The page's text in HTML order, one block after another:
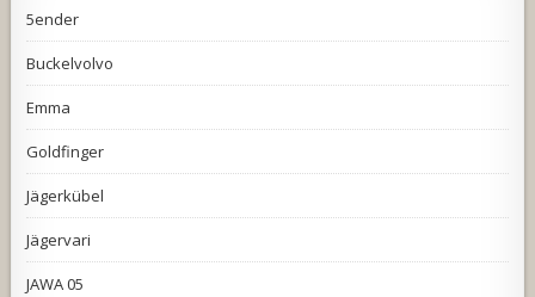
5ender
Buckelvolvo
Emma
Goldfinger
Jägerkübel
Jägervari
JAWA 05